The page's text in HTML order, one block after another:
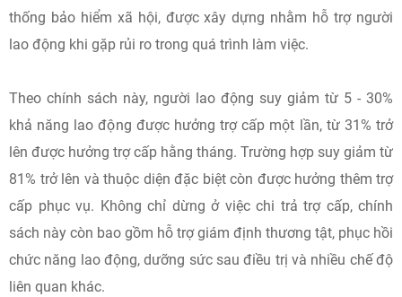
thống bảo hiểm xã hội, được xây dựng nhằm hỗ trợ người
lao động khi gặp rủi ro trong quá trình làm việc.
Theo chính sách này, người lao động suy giảm từ 5 - 30%
khả năng lao động được hưởng trợ cấp một lần, từ 31% trở
lên được hưởng trợ cấp hằng tháng. Trường hợp suy giảm từ
81% trở lên và thuộc diện đặc biệt còn được hưởng thêm trợ
cấp phục vụ. Không chỉ dừng ở việc chi trả trợ cấp, chính
sách này còn bao gồm hỗ trợ giám định thương tật, phục hồi
chức năng lao động, dưỡng sức sau điều trị và nhiều chế độ
liên quan khác.